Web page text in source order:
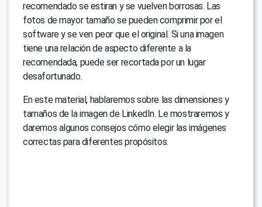
recomendado se estiran y se vuelven borrosas. Las
fotos de mayor tamaño se pueden comprimir por el
software y se ven peor que el original. Si una imagen
tiene una relación de aspecto diferente a la
recomendada, puede ser recortada por un lugar
desafortunado.
En este material, hablaremos sobre las dimensiones y
tamaños de la imagen de LinkedIn. Le mostraremos y
daremos algunos consejos cómo elegir las imágenes
correctas para diferentes propósitos.